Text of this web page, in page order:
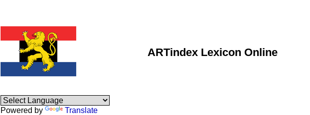
ARTindex Lexicon Online
Powered by Translate